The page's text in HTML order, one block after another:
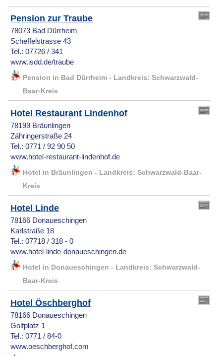
Pension zur Traube
78073 Bad Dürrheim
Scheffelstrasse 43
Tel.: 07726 / 341
www.isdd.de/traube
Pension in Bad Dürrheim - Landkreis: Schwarzwald-
Baar-Kreis
Hotel Restaurant Lindenhof
78199 Bräunlingen
Zähringerstraße 24
Tel.: 0771 / 92 90 50
www.hotel-restaurant-lindenhof.de
Hotel in Bräunlingen - Landkreis: Schwarzwald-Baar-
Kreis
Hotel Linde
78166 Donaueschingen
Karlstraße 18
Tel.: 07718 / 318 - 0
www.hotel-linde-donaueschingen.de
Hotel in Donaueschingen - Landkreis: Schwarzwald-
Baar-Kreis
Hotel Öschberghof
78166 Donaueschingen
Golfplatz 1
Tel.: 0771 / 84-0
www.oeschberghof.com